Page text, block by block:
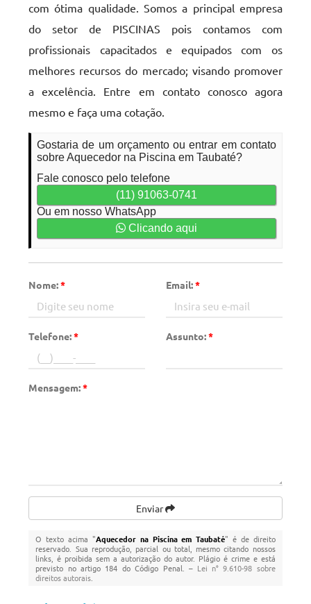
com ótima qualidade. Somos a principal empresa
do setor de PISCINAS pois contamos com
profissionais capacitados e equipados com os
melhores recursos do mercado; visando promover
a excelência. Entre em contato conosco agora
mesmo e faça uma cotação.
Gostaria de um orçamento ou entrar em contato
sobre Aquecedor na Piscina em Taubaté?
Fale conosco pelo telefone
(11) 91063-0741
Ou em nosso WhatsApp
Clicando aqui
Nome:* Email:*
Telefone:* Assunto:*
Mensagem:*
Enviar
O texto acima "Aquecedor na Piscina em Taubaté" é de direito
reservado. Sua reprodução, parcial ou total, mesmo citando nossos
links, é proibida sem a autorização do autor. Plágio é crime e está
previsto no artigo 184 do Código Penal. – Lei n° 9.610-98 sobre
direitos autorais